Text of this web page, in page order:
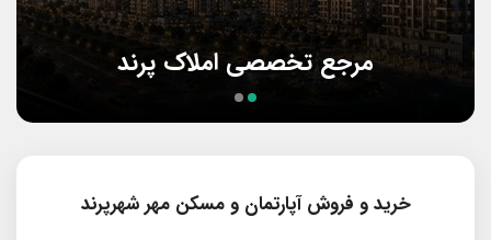
مرجع تخصصی املاک پرند
خرید و فروش آپارتمان و مسکن مهر شهرپرند